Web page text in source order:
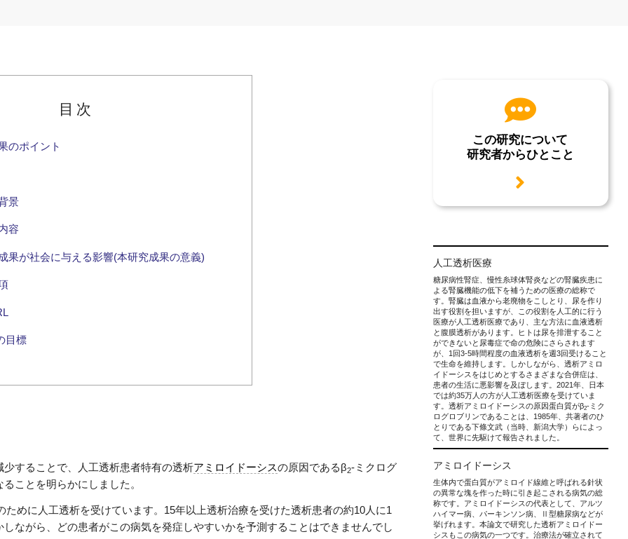
目次
のポイント
景
容
果が社会に与える影響(本研究成果の意義)
目標
少することで、人工透析患者特有の透析アミロイドーシスの原因であるβ2-ミクログ
ことを明らかにしました。
めに人工透析を受けています。15年以上透析治療を受けた透析患者の約10人に1
ながら、どの患者がこの病気を発症しやすいかを予測することはできませんでし
この研究について
研究者からひとこと
用語説明
人工透析医療
糖尿病性腎症、慢性糸球体腎炎などの腎臓疾患に
よる腎臓機能の低下を補うための医療の総称で
す。腎臓は血液から老廃物をこしとり、尿を作り
出す役割を担いますが、この役割を人工的に行う
医療が人工透析医療であり、主な方法に血液透析
と腹膜透析があります。ヒトは尿を排泄すること
ができないと尿毒症で命の危険にさらされます
が、1回3-5時間程度の血液透析を週3回受けること
で生命を維持します。しかしながら、透析アミロ
イドーシスをはじめとするさまざまな合併症は、
患者の生活に悪影響を及ぼします。2021年、日本
では約35万人の方が人工透析医療を受けていま
す。透析アミロイドーシスの原因蛋白質がβ2-ミク
ログロブリンであることは、1985年、共著者のひ
とりである下條文武（当時、新潟大学）らによっ
て、世界に先駆けて報告されました。
アミロイドーシス
生体内で蛋白質がアミロイド線維と呼ばれる針状
の異常な塊を作った時に引き起こされる病気の総
称です。アミロイドーシスの代表として、アルツ
ハイマー病、パーキンソン病、Ⅱ型糖尿病などが
挙げれます。本論文で研究した透析アミロイドー
シスもこの病気の一つです。治療法が確立されて